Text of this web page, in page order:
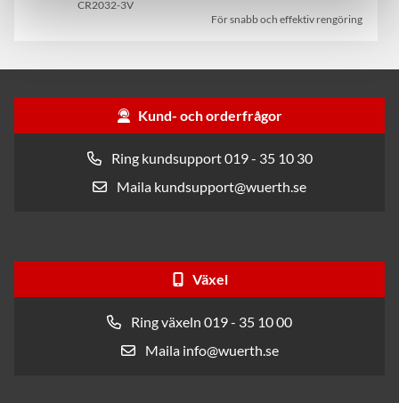
CR2032-3V
För snabb och effektiv rengöring
Kund- och orderfrågor
Ring kundsupport 019 - 35 10 30
Maila kundsupport@wuerth.se
Växel
Ring växeln 019 - 35 10 00
Maila info@wuerth.se